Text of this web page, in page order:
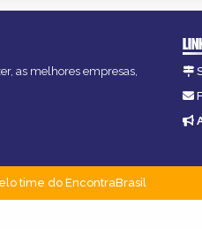
as melhores empresas,
time do EncontraBrasil